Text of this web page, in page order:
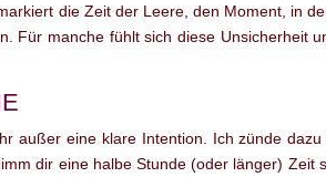
die Zeit der Leere, den Moment, in
Für manche fühlt sich diese Unsicherheit
außer eine klare Intention. Ich zünde
dir eine halbe Stunde (oder länger)